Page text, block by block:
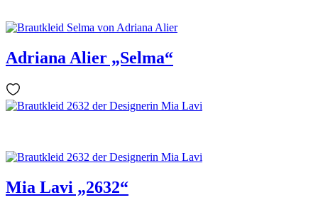
Adriana Alier „Selma“
Mia Lavi „2632“